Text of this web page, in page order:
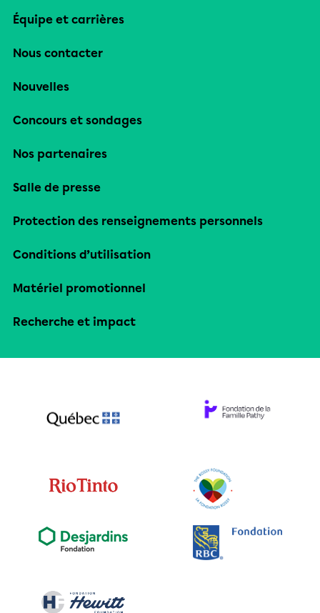
Équipe et carrières
Nous contacter
Nouvelles
Concours et sondages
Nos partenaires
Salle de presse
Protection des renseignements personnels
Conditions d’utilisation
Matériel promotionnel
Recherche et impact